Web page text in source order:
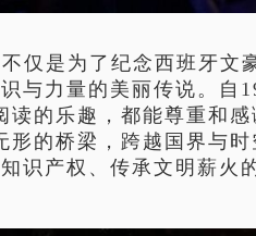
仅是为了纪念西班牙文
与力量的美丽传说。自
的乐趣，都能尊重和感
形的桥梁，跨越国界与
识产权、传承文明薪火